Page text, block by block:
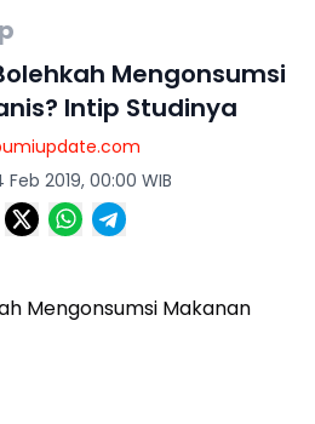
Mengonsumsi
Intip Studinya
2019, 00:00 WIB